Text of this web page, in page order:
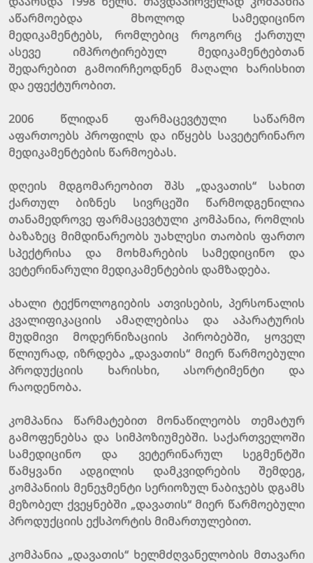
აწარმოებდა მხოლოდ სამედიცინო
მედიკამენტებს, რომლებიც როგორც ქართულ
ასევე იმპროტირებულ მედიკამენტებთან
შედარებით გამოირჩეოდნენ მაღალი ხარისხით
და ეფექტურობით.
2006 წლიდან ფარმაცევტული საწარმო
აფართოებს პროფილს და იწყებს სავეტერინარო
მედიკამენტების წარმოებას.
დღეის მდგომარეობით შპს „დავათის“ სახით
ქართულ ბიზნეს სივრცეში წარმოდგენილია
თანამედროვე ფარმაცევტული კომპანია, რომლის
ბაზაზეც მიმდინარეობს უახლესი თაობის ფართო
სპექტრისა და მოხმარების სამედიცინო და
ვეტერინარული მედიკამენტების დამზადება.
ახალი ტექნოლოგიების ათვისების, პერსონალის
კვალიფიკაციის ამაღლებისა და აპარატურის
მუდმივი მოდერნიზაციის პირობებში, ყოველ
წლიურად, იზრდება „დავათის“ მიერ წარმოებული
პროდუქციის ხარისხი, ასორტიმენტი და
რაოდენობა.
კომპანია წარმატებით მონაწილეობს თემატურ
გამოფენებსა და სიმპოზიუმებში. საქართველოში
სამედიცინო და ვეტერინარულ სეგმენტში
წამყვანი ადგილის დამკვიდრების შემდეგ,
კომპანიის მენეჯმენტი სერიოზულ ნაბიჯებს დგამს
მეზობელ ქვეყნებში „დავათის“ მიერ წარმოებული
პროდუქციის ექსპორტის მიმართულებით.
კომპანია „დავათის“ ხელმძღვანელობის მთავარი